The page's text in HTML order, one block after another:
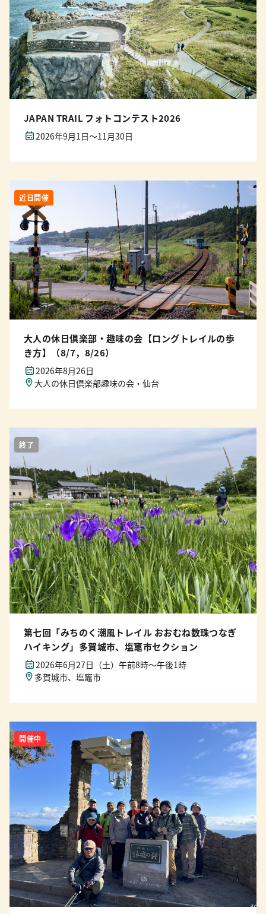
JAPAN TRAIL フォトコンテスト2026
2026年9月1日～11月30日
近日開催
大人の休日倶楽部・趣味の会【ロングトレイルの歩
き方】（8/7，8/26）
2026年8月26日
大人の休日倶楽部趣味の会・仙台
終了
第七回「みちのく潮風トレイル おおむね数珠つなぎ
ハイキング」多賀城市、塩竈市セクション
2026年6月27日（土）午前8時〜午後1時
多賀城市、塩竈市
開催中